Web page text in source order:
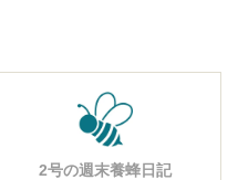
2号の週末養蜂日記